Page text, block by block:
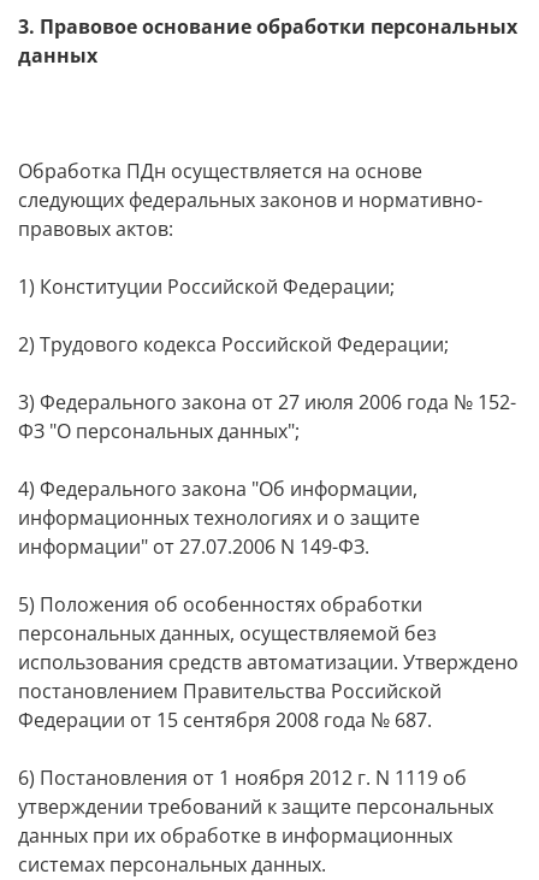
3. Правовое основание обработки персональных
данных
Обработка ПДн осуществляется на основе
следующих федеральных законов и нормативно-
правовых актов:
1) Конституции Российской Федерации;
2) Трудового кодекса Российской Федерации;
3) Федерального закона от 27 июля 2006 года № 152-
ФЗ "О персональных данных";
4) Федерального закона "Об информации,
информационных технологиях и о защите
информации" от 27.07.2006 N 149-ФЗ.
5) Положения об особенностях обработки
персональных данных, осуществляемой без
использования средств автоматизации. Утверждено
постановлением Правительства Российской
Федерации от 15 сентября 2008 года № 687.
6) Постановления от 1 ноября 2012 г. N 1119 об
утверждении требований к защите персональных
данных при их обработке в информационных
системах персональных данных.